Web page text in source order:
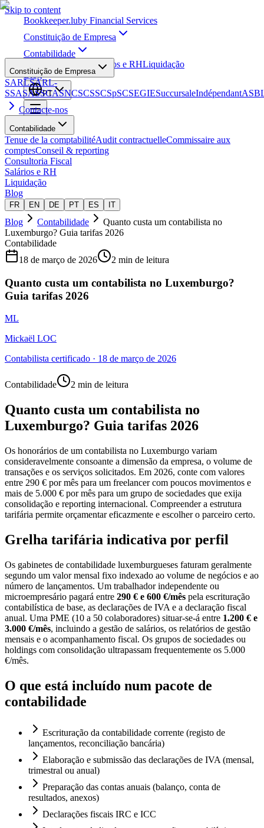
Skip to content
Bookkeeper.luby Financial Services
Constituição de Empresa
Contabilidade
Salários e RHLiquidação
Blog
PT
Constituição de Empresa
SARLSARL-
SSASASSCASNCSCSSCSpSCSEGIESuccursaleIndépendant
Contacte-nos
Contabilidade
Tenue de la comptabilitéAudit contractuelleCommissaire aux
comptesConseil & reporting
Consultoria Fiscal
Salários e RH
Liquidação
Blog
FR EN DE PT ES IT
Blog Contabilidade
Quanto custa um contabilista no
Luxemburgo? Guia tarifas 2026
Contabilidade
18 de março de 2026
2 min de leitura
Quanto custa um contabilista no Luxemburgo?
Guia tarifas 2026
ML
Mickaël LOC
Contabilista certificado · 18 de março de 2026
Contabilidade 2 min de leitura
Quanto custa um contabilista no
Luxemburgo? Guia tarifas 2026
Os honorários de um contabilista no Luxemburgo variam
consideravelmente consoante a dimensão da empresa, o volume de
transações e os serviços solicitados. Em 2026, conte com valores
entre 290 € por mês para um freelancer com poucos movimentos e
mais de 5.000 € por mês para um grupo de sociedades que exija
consolidação e reporting internacional. Compreender a estrutura
tarifária permite orçamentar eficazmente e escolher o parceiro certo.
Grelha tarifária indicativa por perfil
Os gabinetes de contabilidade luxemburgueses faturam geralmente
segundo um valor mensal fixo indexado ao volume de negócios e ao
número de lançamentos. Um trabalhador independente ou
microempresário pagará entre 290 € e 600 €/mês pela escrituração
contabilística de base, as declarações de IVA e a declaração fiscal
anual. Uma PME (10 a 50 colaboradores) situar-se-á entre 1.200 € e
3.000 €/mês, incluindo a gestão de salários, os relatórios de gestão
mensais e o acompanhamento fiscal. Os grupos de sociedades ou
holdings com consolidação ultrapassam frequentemente os 5.000
€/mês.
O que está incluído num pacote de
contabilidade
Escrituração da contabilidade corrente (registo de
lançamentos, reconciliação bancária)
Elaboração e submissão das declarações de IVA (mensal,
trimestral ou anual)
Preparação das contas anuais (balanço, conta de
resultados, anexos)
Declarações fiscais IRC e ICC